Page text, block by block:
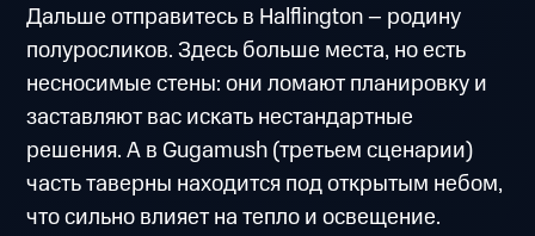
Дальше отправитесь в Halflington – родину
полуросликов. Здесь больше места, но есть
несносимые стены: они ломают планировку и
заставляют вас искать нестандартные
решения. А в Gugamush (третьем сценарии)
часть таверны находится под открытым небом,
что сильно влияет на тепло и освещение.